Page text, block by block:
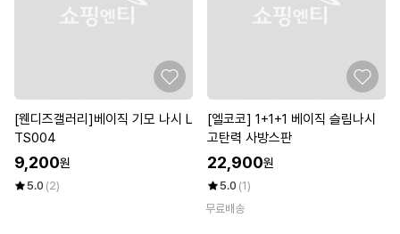
[웬디즈갤러리]베이직 기모 나시 L
TS004
9,200원
5.0 (2)
[엘코코] 1+1+1 베이직 슬림나시
고탄력 사방스판
22,900원
5.0 (1)
무료배송